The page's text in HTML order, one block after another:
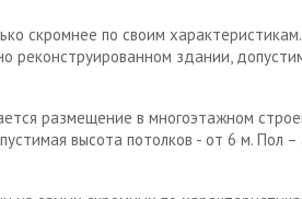
скромнее по своим
реконструированном здании,
размещение в многоэтажном
высота потолков - от 6 м. Пол